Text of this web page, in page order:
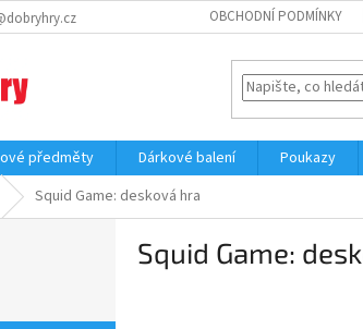
OBCHODNÍ PODMÍNKY
předměty Dárkové balení Poukazy
Squid Game: desková hra
Squid Game: